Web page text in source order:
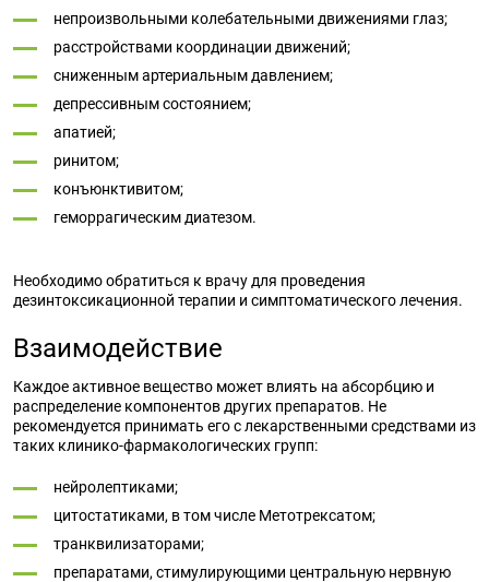
непроизвольными колебательными движениями глаз;
расстройствами координации движений;
сниженным артериальным давлением;
депрессивным состоянием;
апатией;
ринитом;
конъюнктивитом;
геморрагическим диатезом.
Необходимо обратиться к врачу для проведения
дезинтоксикационной терапии и симптоматического лечения.
Взаимодействие
Каждое активное вещество может влиять на абсорбцию и
распределение компонентов других препаратов. Не
рекомендуется принимать его с лекарственными средствами из
таких клинико-фармакологических групп:
нейролептиками;
цитостатиками, в том числе Метотрексатом;
транквилизаторами;
препаратами, стимулирующими центральную нервную